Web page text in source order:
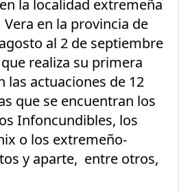
la localidad extremeña
en la provincia de
al 2 de septiembre
realiza su primera
las actuaciones de 12
que se encuentran los
Infoncundibles, los
o los extremeño-
y aparte, entre otros,